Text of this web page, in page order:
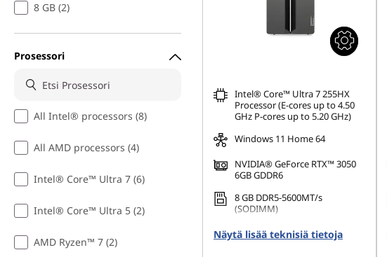
8 GB (2)
Prosessori
All Intel® processors (8)
All AMD processors (4)
Intel® Core™ Ultra 7 (6)
Intel® Core™ Ultra 5 (2)
AMD Ryzen™ 7 (2)
Intel® Core™ Ultra 7 255HX
Processor (E-cores up to 4.50
GHz P-cores up to 5.20 GHz)
Windows 11 Home 64
NVIDIA® GeForce RTX™ 3050
6GB GDDR6
8 GB DDR5-5600MT/s
(SODIMM)
512 GB SSD M.2 2280 PCIe
Gen4 TLC
Näytä lisää teknisiä tietoja